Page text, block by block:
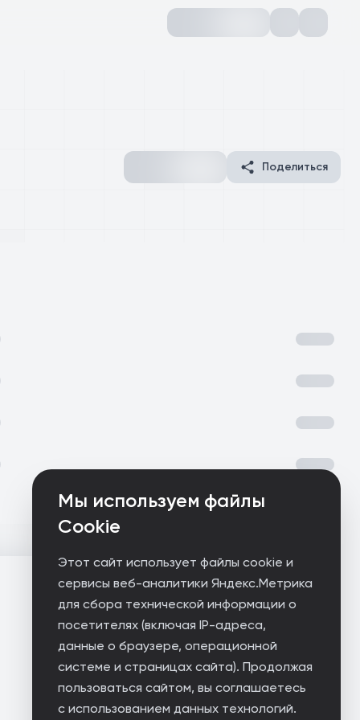
Мы используем файлы
Cookie
Этот сайт использует файлы cookie и
сервисы веб-аналитики Яндекс.Метрика
для сбора технической информации о
посетителях (включая IP-адреса,
данные о браузере, операционной
системе и страницах сайта). Продолжая
пользоваться сайтом, вы соглашаетесь
с использованием данных технологий.
Поделиться